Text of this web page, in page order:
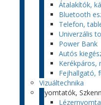
Átalakítók,
Bluetooth
Telefon,
Univerzális
Power Bank
Autós
Kerékpáros,
Fejhallgató,
Vizuáltechnika
Nyomtatók,